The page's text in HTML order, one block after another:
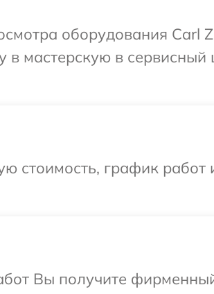
оборудования Carl
в мастерскую в сервисный
стоимость, график работ
Вы получите